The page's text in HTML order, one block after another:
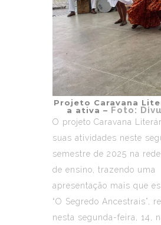
Projeto Caravana
a ativa – Foto:
O projeto Caravana
suas atividades neste
semestre de 2025 na
de ensino, trazendo uma
apresentação mais que
“O Segredo Ancestrais”,
nesta segunda-feira, 14,